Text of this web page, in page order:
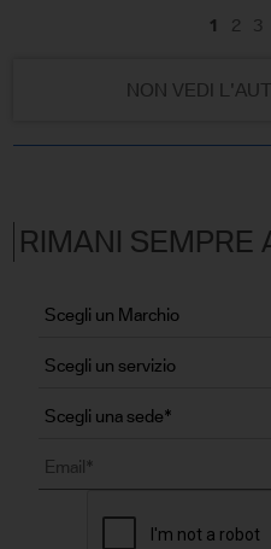
1 2 3
NON VEDI
RIMANI SEMPRE